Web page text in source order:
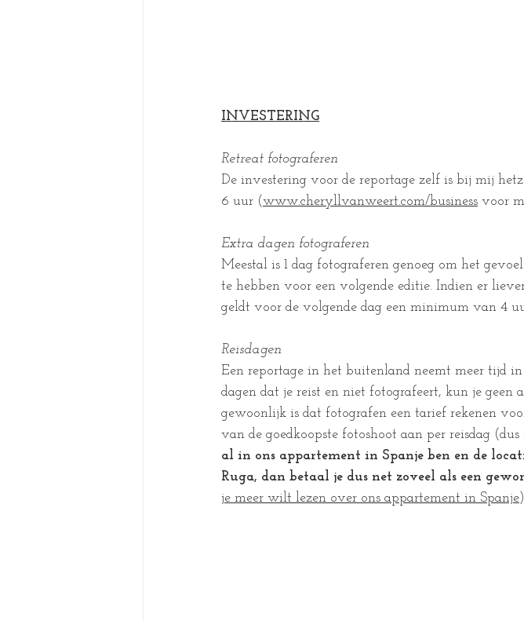
INVESTERING
Retreat fotograferen
De investering voor de reportage zelf is bij mij
6 uur (www.cheryllvanweert.com/business voor
Extra dagen fotograferen
Meestal is 1 dag fotograferen genoeg om het
te hebben voor een volgende editie. Indien er
geldt voor de volgende dag een minimum van 4
Reisdagen
Een reportage in het buitenland neemt meer tijd
dagen dat je reist en niet fotografeert, kun je geen
gewoonlijk is dat fotografen een tarief rekenen
van de goedkoopste fotoshoot aan per reisdag
al in ons appartement in Spanje ben en de
Ruga, dan betaal je dus net zoveel als een
je meer wilt lezen over ons appartement in Spanje